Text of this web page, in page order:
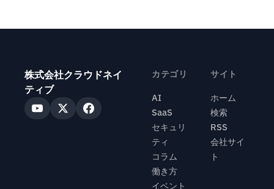
株式会社クラウドネイ
ティブ
カテゴリ
AI
SaaS
セキュリ
ティ
コラム
働き方
イベント
サイト
ホーム
検索
RSS
会社サイ
ト